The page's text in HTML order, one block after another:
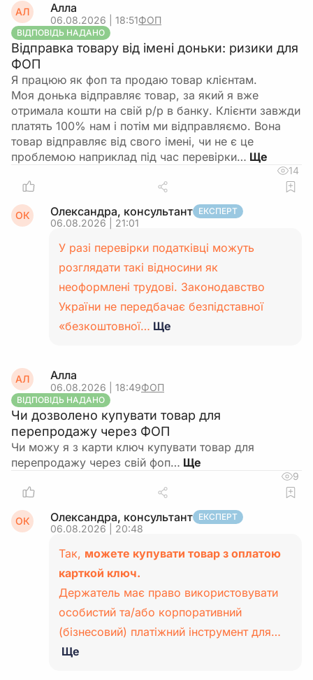
АЛ Алла
06.08.2026 | 18:51ФОП
ВІДПОВІДЬ НАДАНО
Відправка товару від імені доньки: ризики для
ФОП
Я працюю як фоп та продаю товар клієнтам.
Моя донька відправляє товар, за який я вже
отримала кошти на свій р/р в банку. Клієнти завжди
платять 100% нам і потім ми відправляємо. Вона
товар відправляє від свого імені, чи не є це
проблемою наприклад під час перевірки…
14
ОК Олександра, консультант ЕКСПЕРТ
06.08.2026 | 21:01
У разі перевірки податківці можуть
розглядати такі відносини як
неоформлені трудові. Законодавство
України не передбачає безпідставної
«безкоштовної… Ще
АЛ Алла
06.08.2026 | 18:49ФОП
ВІДПОВІДЬ НАДАНО
Чи дозволено купувати товар для
перепродажу через ФОП
Чи можу я з карти ключ купувати товар для
перепродажу через свій фоп…
9
ОК Олександра, консультант ЕКСПЕРТ
06.08.2026 | 20:48
Так, можете купувати товар з оплатою
карткой ключ.
Держатель має право використовувати
особистий та/або корпоративний
(бізнесовий) платіжний інструмент для…
Ще